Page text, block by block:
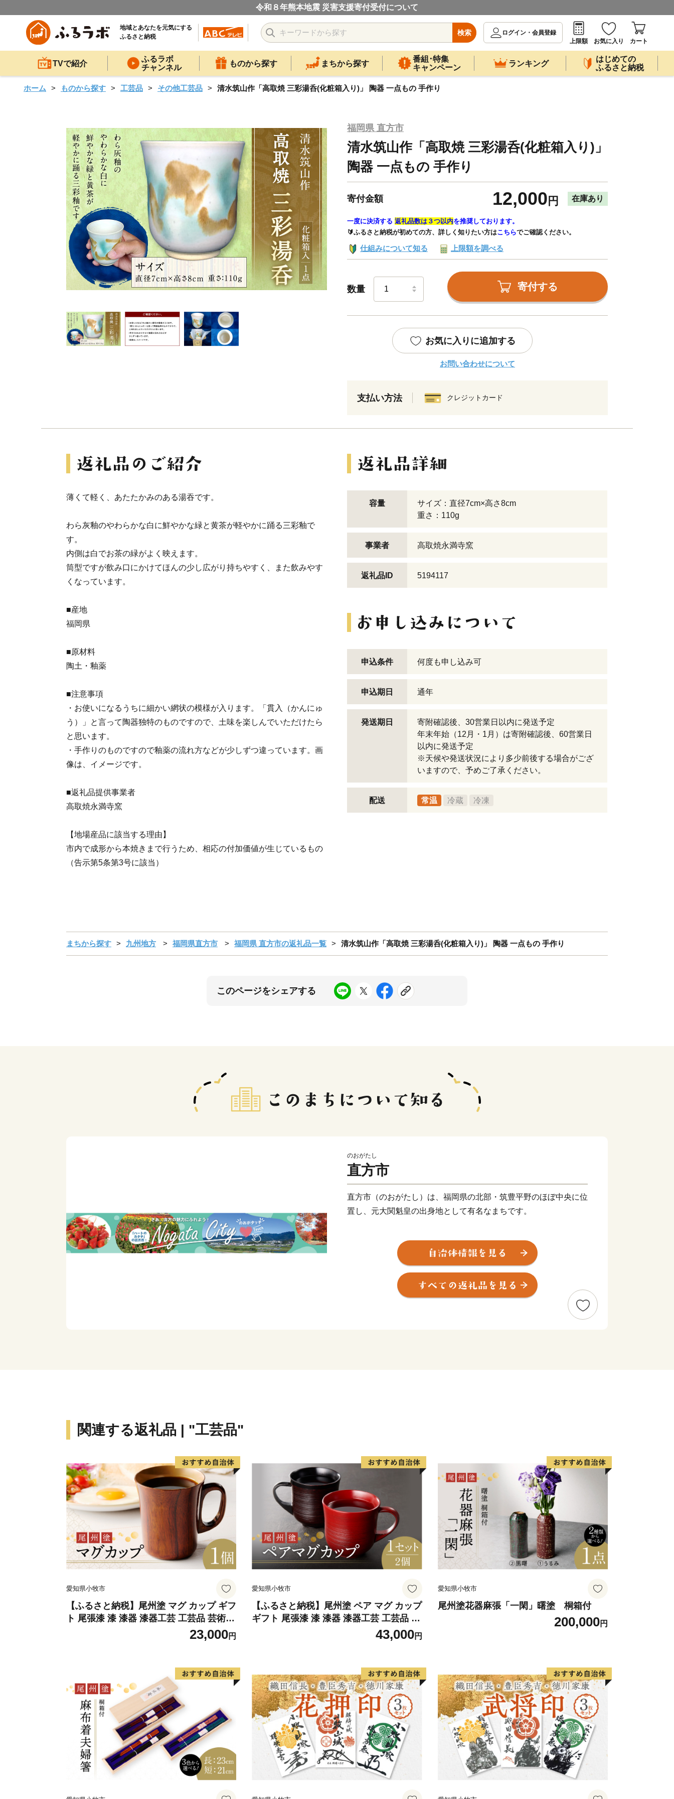
令和８年熊本地震 災害支援寄付受付について
地域とあなたを元気にする
ふるさと納税
検索
ログイン・会員登録
上限額
お気に入り カート
TVで紹介
ふるラボ
チャンネル
ものから探す まちから探す
番組･特集
キャンペーン
ランキング
はじめての
ふるさと納税
ホーム ものから探す 工芸品 その他工芸品 清水筑山作「高取焼 三彩湯呑(化粧箱入り)」 陶器 一点もの 手作り
福岡県 直方市
清水筑山作「高取焼 三彩湯呑(化粧箱入り)」
陶器 一点もの 手作り
寄付金額 12,000 円 在庫あり
一度に決済する 返礼品数は３つ以内を推奨しております。
🔰ふるさと納税が初めての方、詳しく知りたい方はこちらでご確認ください。
仕組みについて知る 上限額を調べる
数量 寄付する
お気に入りに追加する
お問い合わせについて
支払い方法 クレジットカード
薄くて軽く、あたたかみのある湯吞です。
わら灰釉のやわらかな白に鮮やかな緑と黄茶が軽やかに踊る三彩釉で
す。
内側は白でお茶の緑がよく映えます。
筒型ですが飲み口にかけてほんの少し広がり持ちやすく、また飲みやす
くなっています。
■産地
福岡県
■原材料
陶土・釉薬
■注意事項
・お使いになるうちに細かい網状の模様が入ります。「貫入（かんにゅ
う）」と言って陶器独特のものですので、土味を楽しんでいただけたら
と思います。
・手作りのものですので釉薬の流れ方などが少しずつ違っています。画
像は、イメージです。
■返礼品提供事業者
高取焼永満寺窯
【地場産品に該当する理由】
市内で成形から本焼きまで行うため、相応の付加価値が生じているもの
（告示第5条第3号に該当）
容量
サイズ：直径7cm×高さ8cm
重さ：110g
事業者 高取焼永満寺窯
返礼品ID 5194117
申込条件 何度も申し込み可
申込期日 通年
発送期日
寄附確認後、30営業日以内に発送予定
年末年始（12月・1月）は寄附確認後、60営業日
以内に発送予定
※天候や発送状況により多少前後する場合がござ
いますので、予めご了承ください。
配送 常温 冷蔵 冷凍
まちから探す 九州地方 福岡県直方市 福岡県 直方市の返礼品一覧 清水筑山作「高取焼 三彩湯呑(化粧箱入り)」 陶器 一点もの 手作り
このページをシェアする
のおがたし
直方市
直方市（のおがたし）は、福岡県の北部・筑豊平野のほぼ中央に位
置し、元大関魁皇の出身地として有名なまちです。
父なる福智山と母なる遠賀川に代表される豊かな自然に恵まれ、春
には約13万本のチューリップが咲き誇ります。また、江戸時代は
直方藩の城下町として、明治以降は石炭業や鉄工業で筑豊炭田の中
心都市として栄えるなど、深い歴史も息づいています。
自然と歴史が織り成す直方市。あなたの温かいご支援を、心よりお
関連する返礼品 | "工芸品"
愛知県小牧市
【ふるさと納税】尾州塗 マグ カップ ギフ
ト 尾張漆 漆 漆器 漆器工芸 工芸品 芸術性
実用性 抗菌性 美味しく安全な食事 手作り
贈答用 くつろぎ おうち時間 プレゼント
23,000円
愛知県小牧市
【ふるさと納税】尾州塗 ペア マグ カップ
ギフト 尾張漆 漆 漆器 漆器工芸 工芸品 芸
術性 実用性 抗菌性 美味しく安全な食事
手作り 贈答用 くつろぎ おうち時間 プレ
43,000円
愛知県小牧市
尾州塗花器麻張「一閑」曙塗 桐箱付
200,000円